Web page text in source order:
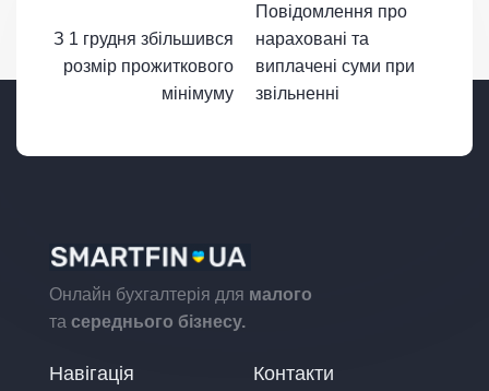
З 1 грудня збільшився
розмір прожиткового
мінімуму
Повідомлення про
нараховані та
виплачені суми при
звільненні
Онлайн бухгалтерія для малого
та середнього бізнесу.
Навігація Контакти